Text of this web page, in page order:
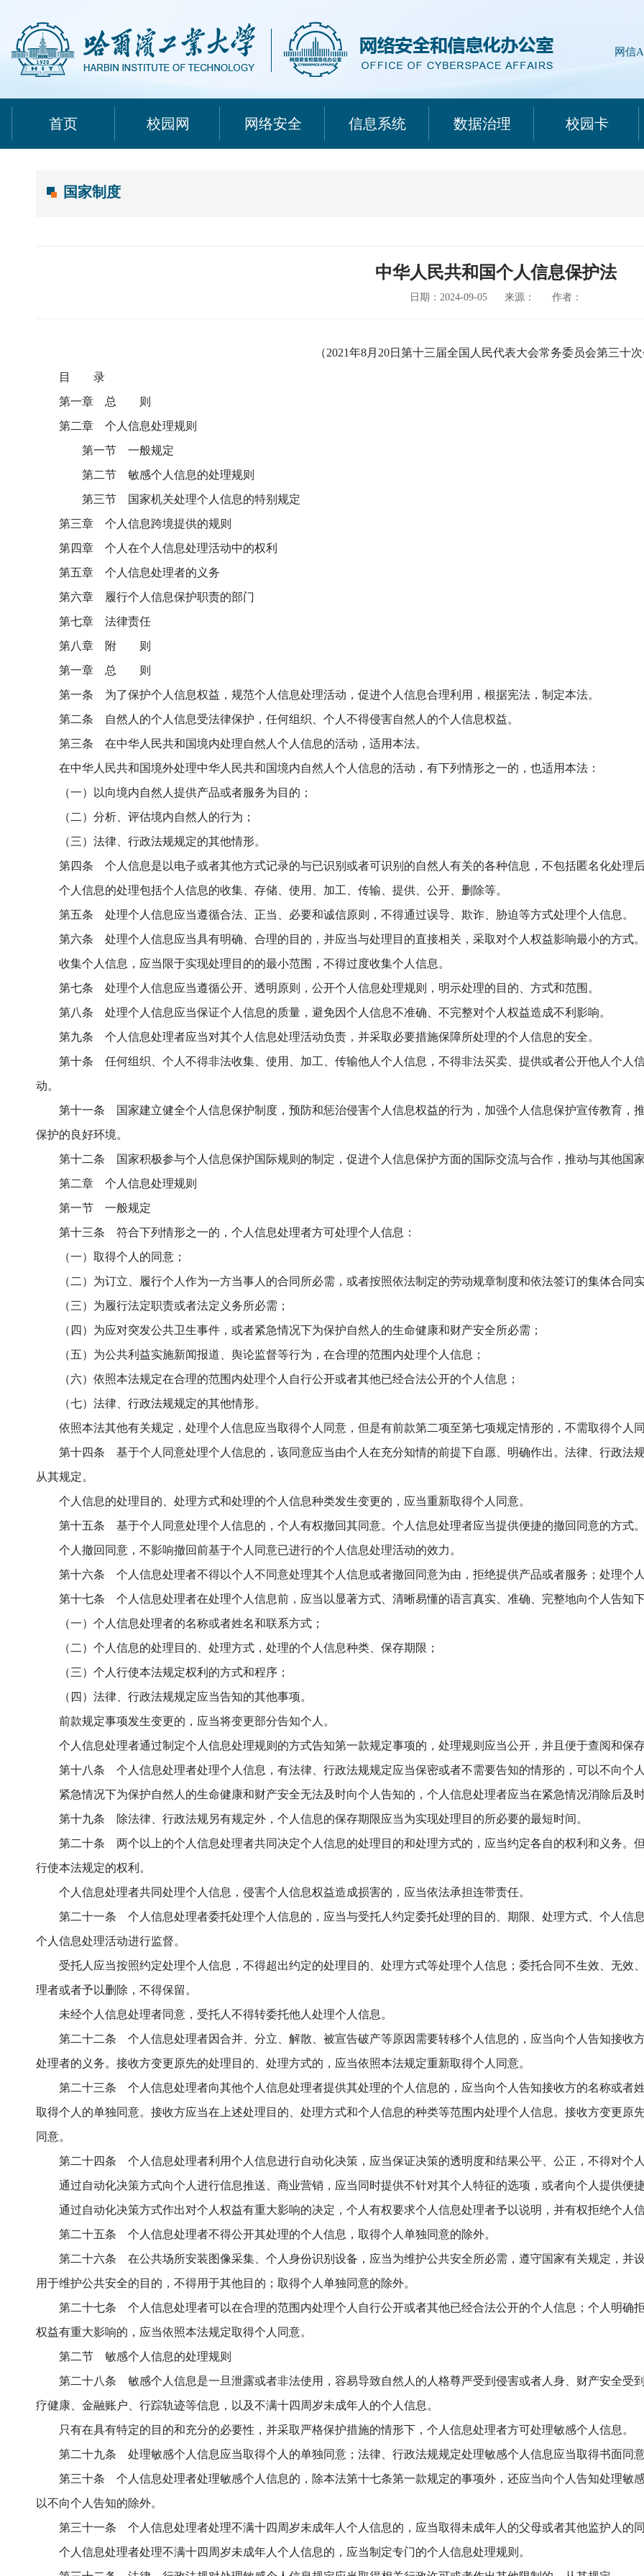
网信
首页 校园网 网络安全 信息系统 数据治理 校园卡
国家制度
中华人民共和国个人信息保护法
日期：2024-09-05 来源： 作者：
（2021年8月20日第十三届全国人民代表大会常务委员会第三十次
目 录
第一章 总 则
第二章 个人信息处理规则
第一节 一般规定
第二节 敏感个人信息的处理规则
第三节 国家机关处理个人信息的特别规定
第三章 个人信息跨境提供的规则
第四章 个人在个人信息处理活动中的权利
第五章 个人信息处理者的义务
第六章 履行个人信息保护职责的部门
第七章 法律责任
第八章 附 则
第一章 总 则
第一条 为了保护个人信息权益，规范个人信息处理活动，促进个人信息合理利用，根据宪法，制定本法。
第二条 自然人的个人信息受法律保护，任何组织、个人不得侵害自然人的个人信息权益。
第三条 在中华人民共和国境内处理自然人个人信息的活动，适用本法。
在中华人民共和国境外处理中华人民共和国境内自然人个人信息的活动，有下列情形之一的，也适用本法：
（一）以向境内自然人提供产品或者服务为目的；
（二）分析、评估境内自然人的行为；
（三）法律、行政法规规定的其他情形。
第四条 个人信息是以电子或者其他方式记录的与已识别或者可识别的自然人有关的各种信息，不包括匿名化处理后
个人信息的处理包括个人信息的收集、存储、使用、加工、传输、提供、公开、删除等。
第五条 处理个人信息应当遵循合法、正当、必要和诚信原则，不得通过误导、欺诈、胁迫等方式处理个人信息。
第六条 处理个人信息应当具有明确、合理的目的，并应当与处理目的直接相关，采取对个人权益影响最小的方式。
收集个人信息，应当限于实现处理目的的最小范围，不得过度收集个人信息。
第七条 处理个人信息应当遵循公开、透明原则，公开个人信息处理规则，明示处理的目的、方式和范围。
第八条 处理个人信息应当保证个人信息的质量，避免因个人信息不准确、不完整对个人权益造成不利影响。
第九条 个人信息处理者应当对其个人信息处理活动负责，并采取必要措施保障所处理的个人信息的安全。
第十条 任何组织、个人不得非法收集、使用、加工、传输他人个人信息，不得非法买卖、提供或者公开他人个人
动。
第十一条 国家建立健全个人信息保护制度，预防和惩治侵害个人信息权益的行为，加强个人信息保护宣传教育，
保护的良好环境。
第十二条 国家积极参与个人信息保护国际规则的制定，促进个人信息保护方面的国际交流与合作，推动与其他国
第二章 个人信息处理规则
第一节 一般规定
第十三条 符合下列情形之一的，个人信息处理者方可处理个人信息：
（一）取得个人的同意；
（二）为订立、履行个人作为一方当事人的合同所必需，或者按照依法制定的劳动规章制度和依法签订的集体合同
（三）为履行法定职责或者法定义务所必需；
（四）为应对突发公共卫生事件，或者紧急情况下为保护自然人的生命健康和财产安全所必需；
（五）为公共利益实施新闻报道、舆论监督等行为，在合理的范围内处理个人信息；
（六）依照本法规定在合理的范围内处理个人自行公开或者其他已经合法公开的个人信息；
（七）法律、行政法规规定的其他情形。
依照本法其他有关规定，处理个人信息应当取得个人同意，但是有前款第二项至第七项规定情形的，不需取得个人同
第十四条 基于个人同意处理个人信息的，该同意应当由个人在充分知情的前提下自愿、明确作出。法律、行政法
从其规定。
个人信息的处理目的、处理方式和处理的个人信息种类发生变更的，应当重新取得个人同意。
第十五条 基于个人同意处理个人信息的，个人有权撤回其同意。个人信息处理者应当提供便捷的撤回同意的方式。
个人撤回同意，不影响撤回前基于个人同意已进行的个人信息处理活动的效力。
第十六条 个人信息处理者不得以个人不同意处理其个人信息或者撤回同意为由，拒绝提供产品或者服务；处理个
第十七条 个人信息处理者在处理个人信息前，应当以显著方式、清晰易懂的语言真实、准确、完整地向个人告知下
（一）个人信息处理者的名称或者姓名和联系方式；
（二）个人信息的处理目的、处理方式，处理的个人信息种类、保存期限；
（三）个人行使本法规定权利的方式和程序；
（四）法律、行政法规规定应当告知的其他事项。
前款规定事项发生变更的，应当将变更部分告知个人。
个人信息处理者通过制定个人信息处理规则的方式告知第一款规定事项的，处理规则应当公开，并且便于查阅和保存
第十八条 个人信息处理者处理个人信息，有法律、行政法规规定应当保密或者不需要告知的情形的，可以不向个
紧急情况下为保护自然人的生命健康和财产安全无法及时向个人告知的，个人信息处理者应当在紧急情况消除后及时
第十九条 除法律、行政法规另有规定外，个人信息的保存期限应当为实现处理目的所必要的最短时间。
第二十条 两个以上的个人信息处理者共同决定个人信息的处理目的和处理方式的，应当约定各自的权利和义务。
行使本法规定的权利。
个人信息处理者共同处理个人信息，侵害个人信息权益造成损害的，应当依法承担连带责任。
第二十一条 个人信息处理者委托处理个人信息的，应当与受托人约定委托处理的目的、期限、处理方式、个人信
个人信息处理活动进行监督。
受托人应当按照约定处理个人信息，不得超出约定的处理目的、处理方式等处理个人信息；委托合同不生效、无效
理者或者予以删除，不得保留。
未经个人信息处理者同意，受托人不得转委托他人处理个人信息。
第二十二条 个人信息处理者因合并、分立、解散、被宣告破产等原因需要转移个人信息的，应当向个人告知接收
处理者的义务。接收方变更原先的处理目的、处理方式的，应当依照本法规定重新取得个人同意。
第二十三条 个人信息处理者向其他个人信息处理者提供其处理的个人信息的，应当向个人告知接收方的名称或者
取得个人的单独同意。接收方应当在上述处理目的、处理方式和个人信息的种类等范围内处理个人信息。接收方变更原
同意。
第二十四条 个人信息处理者利用个人信息进行自动化决策，应当保证决策的透明度和结果公平、公正，不得对个
通过自动化决策方式向个人进行信息推送、商业营销，应当同时提供不针对其个人特征的选项，或者向个人提供便捷
通过自动化决策方式作出对个人权益有重大影响的决定，个人有权要求个人信息处理者予以说明，并有权拒绝个人
第二十五条 个人信息处理者不得公开其处理的个人信息，取得个人单独同意的除外。
第二十六条 在公共场所安装图像采集、个人身份识别设备，应当为维护公共安全所必需，遵守国家有关规定，并
用于维护公共安全的目的，不得用于其他目的；取得个人单独同意的除外。
第二十七条 个人信息处理者可以在合理的范围内处理个人自行公开或者其他已经合法公开的个人信息；个人明确
权益有重大影响的，应当依照本法规定取得个人同意。
第二节 敏感个人信息的处理规则
第二十八条 敏感个人信息是一旦泄露或者非法使用，容易导致自然人的人格尊严受到侵害或者人身、财产安全受
疗健康、金融账户、行踪轨迹等信息，以及不满十四周岁未成年人的个人信息。
只有在具有特定的目的和充分的必要性，并采取严格保护措施的情形下，个人信息处理者方可处理敏感个人信息。
第二十九条 处理敏感个人信息应当取得个人的单独同意；法律、行政法规规定处理敏感个人信息应当取得书面同意
第三十条 个人信息处理者处理敏感个人信息的，除本法第十七条第一款规定的事项外，还应当向个人告知处理敏
以不向个人告知的除外。
第三十一条 个人信息处理者处理不满十四周岁未成年人个人信息的，应当取得未成年人的父母或者其他监护人的同
个人信息处理者处理不满十四周岁未成年人个人信息的，应当制定专门的个人信息处理规则。